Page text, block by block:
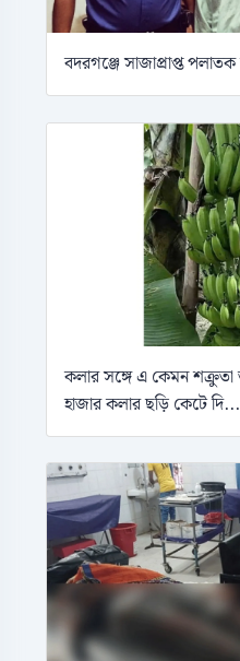
বদরগঞ্জে সাজাপ্রাপ্ত
কলার সঙ্গে এ কেমন শক্রুতা
হাজার কলার ছড়ি কেটে দি...